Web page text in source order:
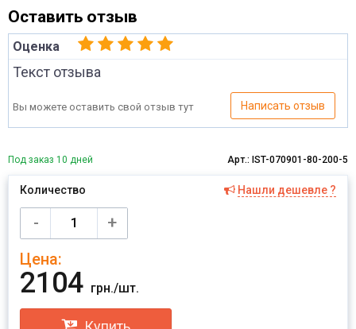
Оставить отзыв
Оценка
Текст отзыва
Вы можете оставить свой отзыв тут Написать отзыв
Под заказ 10 дней Арт.: IST-070901-80-200-5
Количество Нашли дешевле ?
-
+
Цена:
2104 грн./шт.